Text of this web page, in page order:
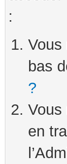
:
Vous
bas
?
Vous
en